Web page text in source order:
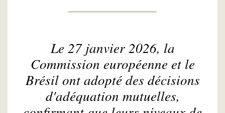
Le 27 janvier 2026, la
Commission européenne et le
Brésil ont adopté des décisions
d'adéquation mutuelles,